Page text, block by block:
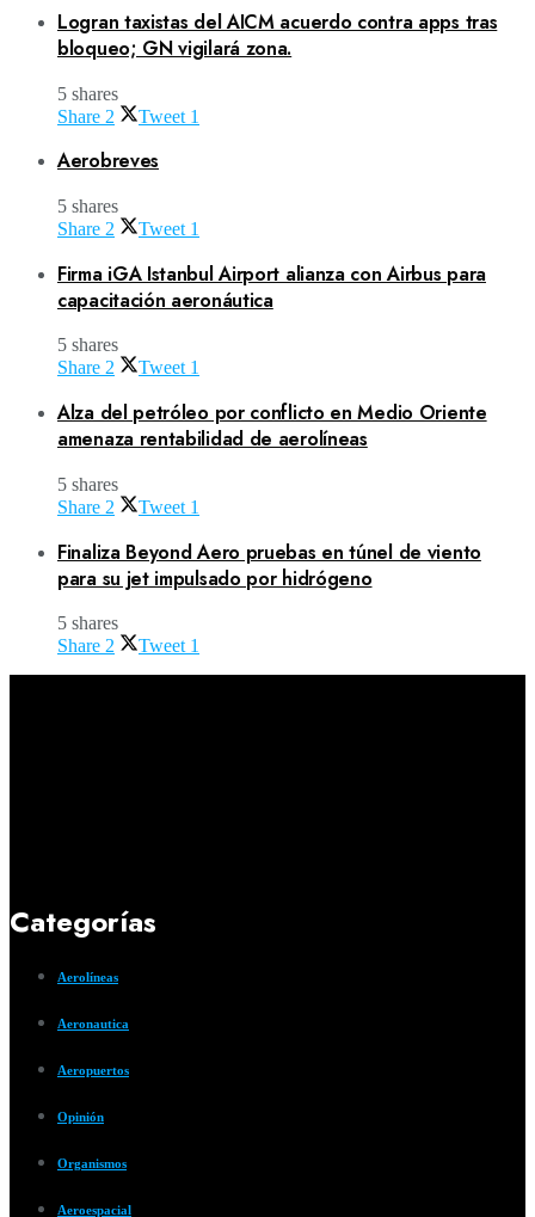
Logran taxistas del AICM acuerdo contra apps tras
bloqueo; GN vigilará zona.
5 shares
Share 2 Tweet 1
Aerobreves
5 shares
Share 2 Tweet 1
Firma iGA Istanbul Airport alianza con Airbus para
capacitación aeronáutica
5 shares
Share 2 Tweet 1
Alza del petróleo por conflicto en Medio Oriente
amenaza rentabilidad de aerolíneas
5 shares
Share 2 Tweet 1
Finaliza Beyond Aero pruebas en túnel de viento
para su jet impulsado por hidrógeno
5 shares
Share 2 Tweet 1
Categorías
Aerolíneas
Aeronautica
Aeropuertos
Opinión
Organismos
Aeroespacial